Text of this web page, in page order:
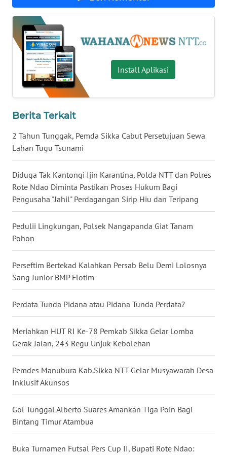
Install Aplikasi
Berita Terkait
2 Tahun Tunggak, Pemda Sikka Cabut Persetujuan Sewa
Lahan Tugu Tsunami
Diduga Tak Kantongi Ijin Karantina, Polda NTT dan Polres
Rote Ndao Diminta Pastikan Proses Hukum Bagi
Pengusaha "Jahil" Perdagangan Sirip Hiu dan Teripang
Pedulii Lingkungan, Polsek Nangapanda Giat Tanam
Pohon
Perseftim Bertekad Kalahkan Persab Belu Demi Lolosnya
Sang Junior BMP Flotim
Perdata Tunda Pidana atau Pidana Tunda Perdata?
Meriahkan HUT RI Ke-78 Pemkab Sikka Gelar Lomba
Gerak Jalan, 243 Regu Unjuk Kebolehan
Pemdes Manubura Kab.Sikka NTT Gelar Musyawarah Desa
Inklusif Akunsos
Gol Tunggal Alberto Suares Amankan Tiga Poin Bagi
Bintang Timur Atambua
Buka Turnamen Futsal Pers Cup II, Bupati Rote Ndao:
WN
SULBAR
WN
BABEL
SUMBAR
WN
SUMSEL
WN
BENGKULU
LAMPUNG
JATENG
NUSANTARA
WN
JOGJA
WN
JATIM
WN
WN